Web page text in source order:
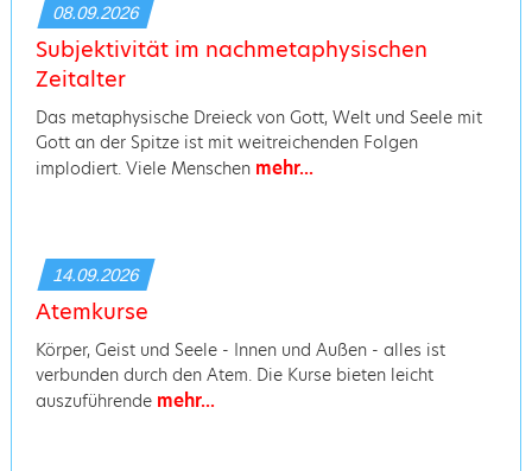
08.09.2026
Subjektivität im nachmetaphysischen
Zeitalter
Das metaphysische Dreieck von Gott, Welt und Seele mit
Gott an der Spitze ist mit weitreichenden Folgen
implodiert. Viele Menschenmehr...
14.09.2026
Atemkurse
Körper, Geist und Seele - Innen und Außen - alles ist
verbunden durch den Atem. Die Kurse bieten leicht
auszuführendemehr...